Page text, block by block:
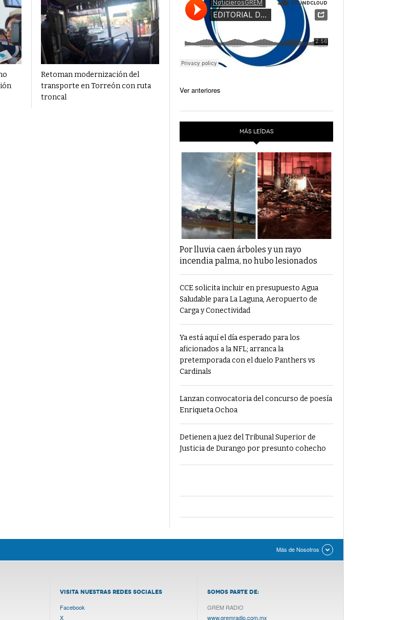
Retoman modernización del
transporte en Torreón con ruta
troncal
Ver anteriores
MÁS LEÍDAS
Por lluvia caen árboles y un rayo
incendia palma, no hubo lesionados
CCE solicita incluir en presupuesto Agua
Saludable para La Laguna, Aeropuerto de
Carga y Conectividad
Ya está aquí el día esperado para los
aficionados a la NFL; arranca la
pretemporada con el duelo Panthers vs
Cardinals
Lanzan convocatoria del concurso de poesía
Enriqueta Ochoa
Detienen a juez del Tribunal Superior de
Justicia de Durango por presunto cohecho
Más de Nosotros
VISITA NUESTRAS REDES SOCIALES
Facebook
X
SOMOS PARTE DE:
GREM RADIO
www.gremradio.com.mx